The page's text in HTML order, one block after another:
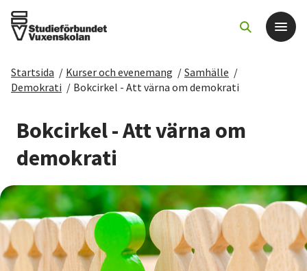
Det här gör vi
För dig som
Sök kurser och evenemang
Om SV
Starta studiecirkel
Startsida / Kurser och evenemang / Samhälle /
Demokrati / Bokcirkel - Att värna om demokrati
Bokcirkel - Att värna om
demokrati